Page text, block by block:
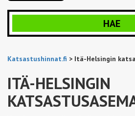
HAE
Katsastushinnat.fi > Itä-Helsingin
ITÄ-HELSINGIN